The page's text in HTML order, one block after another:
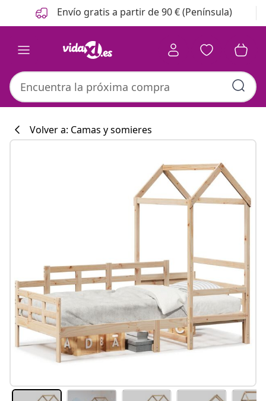
Anterior
Siguiente Envío gratis a partir de 90 € (Península)
Colección de
Volver a: Camas y somieres